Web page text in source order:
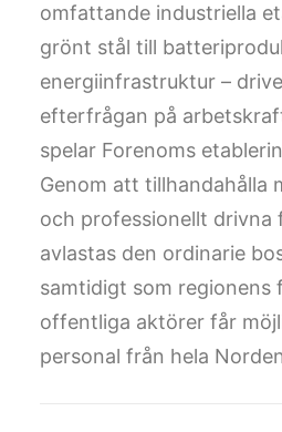
omfattande industriella
grönt stål till
energiinfrastruktur –
efterfrågan på
spelar Forenoms
Genom att tillhandahålla
och professionellt drivna
avlastas den ordinarie
samtidigt som regionens
offentliga aktörer får
personal från hela